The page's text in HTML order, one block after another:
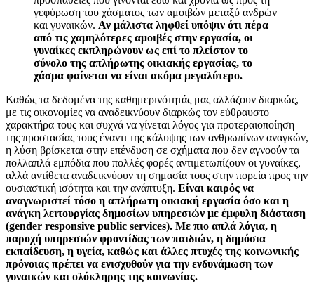
γεφύρωση του χάσματος των αμοιβών μεταξύ ανδρών
και γυναικών. Αν μάλιστα ληφθεί υπόψιν ότι πέρα
από τις χαμηλότερες αμοιβές στην εργασία, οι
γυναίκες εκπληρώνουν ως επί το πλείστον το
σύνολο της απλήρωτης οικιακής εργασίας, το
χάσμα φαίνεται να είναι ακόμα μεγαλύτερο.
Καθώς τα δεδομένα της καθημερινότητάς μας αλλάζουν διαρκώς,
με τις οικονομίες να αναδεικνύουν διαρκώς τον εύθραυστο
χαρακτήρα τους και συχνά να γίνεται λόγος για προτεραιοποίηση
της προστασίας τους έναντι της κάλυψης των ανθρωπίνων αναγκών,
η λύση βρίσκεται στην επένδυση σε σχήματα που δεν αγνοούν τα
πολλαπλά εμπόδια που πολλές φορές αντιμετωπίζουν οι γυναίκες,
αλλά αντίθετα αναδεικνύουν τη σημασία τους στην πορεία προς την
ουσιαστική ισότητα και την ανάπτυξη. Είναι καιρός να
αναγνωριστεί τόσο η απλήρωτη οικιακή εργασία όσο και η
ανάγκη λειτουργίας δημοσίων υπηρεσιών με έμφυλη διάσταση
(gender responsive public services). Με πιο απλά λόγια, η
παροχή υπηρεσιών φροντίδας των παιδιών, η δημόσια
εκπαίδευση, η υγεία, καθώς και άλλες πτυχές της κοινωνικής
πρόνοιας πρέπει να ενισχυθούν για την ενδυνάμωση των
γυναικών και ολόκληρης της κοινωνίας.